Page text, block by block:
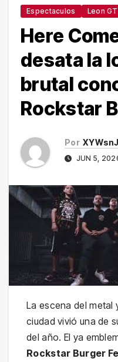
Espectaculos Leon
Here
desata la
brutal
Rockstar
Por
JUN 5,
La escena del metal
ciudad vivió una de
del año. El ya
Rockstar Burger